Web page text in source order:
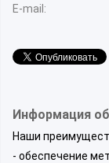
E-mail:
Информация
Наши
- обеспечение